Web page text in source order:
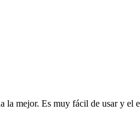
la mejor. Es muy fácil de usar y el